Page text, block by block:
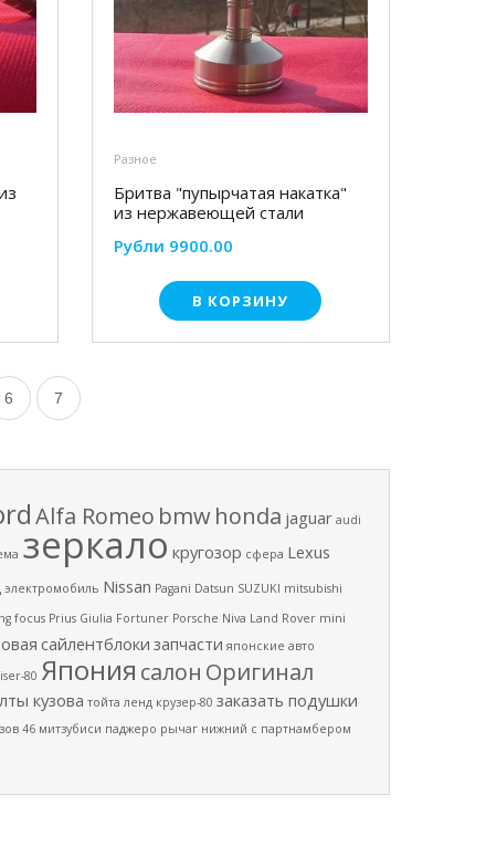
Разное
Бритва "пупырчатая накатка"
из нержавеющей стали
Рубли 9900.00
В КОРЗИНУ
6 7
Alfa Romeo bmw honda jaguar audi
зеркало кругозор сфера Lexus
электромобиль Nissan Pagani Datsun SUZUKI mitsubishi
focus Prius Giulia Fortuner Porsche Niva Land Rover mini
сайлентблоки запчасти японские авто
80 Япония салон Оригинал
кузова тойта ленд крузер-80 заказать подушки
46 митзубиси паджеро рычаг нижний с партнамбером